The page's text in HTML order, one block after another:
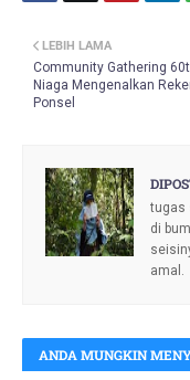
LEBIH LAMA
Community Gathering
Niaga Mengenalkan
Ponsel
tugas
di
amal.
ANDA MUNGKIN